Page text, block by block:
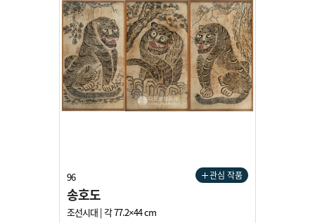
관심 작품
96
송호도
조선시대 | 각 77.2×44 cm